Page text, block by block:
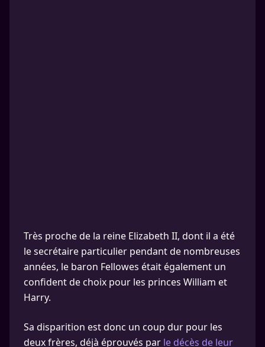
Très proche de la reine Elizabeth II, dont il a été
le secrétaire particulier pendant de nombreuses
années, le baron Fellowes était également un
confident de choix pour les princes William et
Harry.
Sa disparition est donc un coup dur pour les
deux frères, déjà éprouvés par le décès de leur